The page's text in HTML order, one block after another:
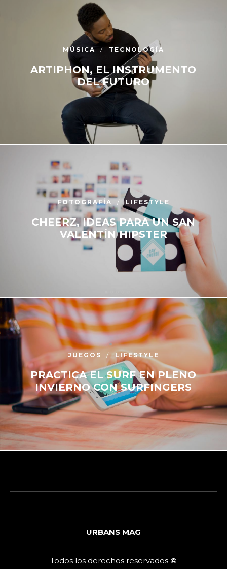
MÚSICA TECNOLOGÍA
ARTIPHON, EL INSTRUMENTO
DEL FUTURO
FOTOGRAFÍA LIFESTYLE
CHEERZ, IDEAS PARA UN SAN
VALENTÍN HIPSTER
JUEGOS LIFESTYLE
PRACTICA EL SURF EN PLENO
INVIERNO CON SURFINGERS
URBANS MAG
Todos los derechos reservados ©